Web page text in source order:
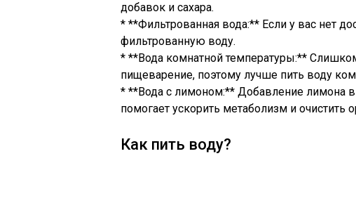
добавок и сахара.
* **Фильтрованная вода:** Если у вас нет
фильтрованную воду.
* **Вода комнатной температуры:**
пищеварение, поэтому лучше пить воду
* **Вода с лимоном:** Добавление лимона в
помогает ускорить метаболизм и очистить
Как пить воду?